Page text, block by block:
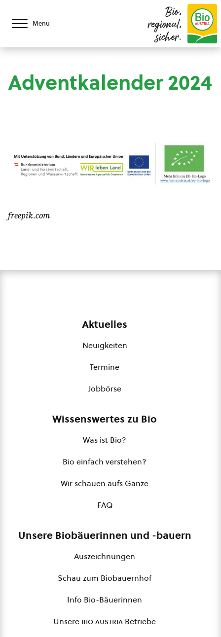
Menü
Bio,
regional,
sicher.
Adventkalender 2024
freepik.com
Aktuelles
Neuigkeiten
Termine
Jobbörse
Wissenswertes zu Bio
Was ist Bio?
Bio einfach verstehen?
Wir schauen aufs Ganze
FAQ
Unsere Biobäuerinnen und -bauern
Auszeichnungen
Schau zum Biobauernhof
Info Bio-Bäuerinnen
Unsere bio austria Betriebe